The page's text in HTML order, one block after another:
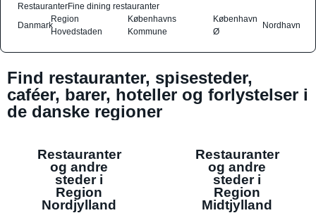
RestauranterFine dining restauranter
Danmark
Region
Hovedstaden
Københavns
Kommune
København
Ø
Nordhavn
Find restauranter, spisesteder,
caféer, barer, hoteller og forlystelser i
de danske regioner
Restauranter
og andre
steder i
Region
Nordjylland
Restauranter
og andre
steder i
Region
Midtjylland